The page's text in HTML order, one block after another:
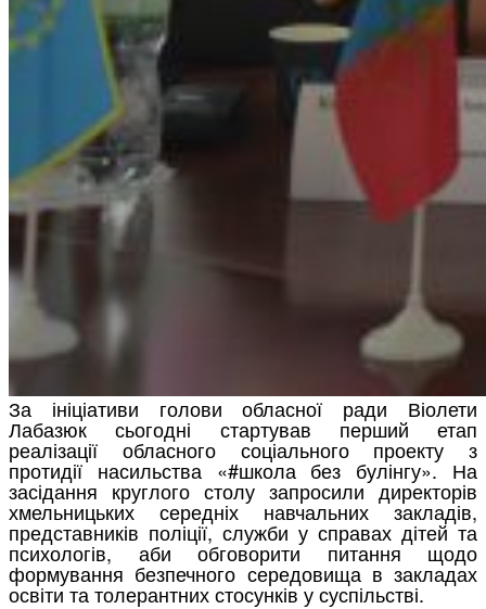
За ініціативи голови обласної ради Віолети
Лабазюк сьогодні стартував перший етап
реалізації обласного соціального проекту з
протидії насильства «#школа без булінгу». На
засідання круглого столу запросили директорів
хмельницьких середніх навчальних закладів,
представників поліції, служби у справах дітей та
психологів, аби обговорити питання щодо
формування безпечного середовища в закладах
освіти та толерантних стосунків у суспільстві.